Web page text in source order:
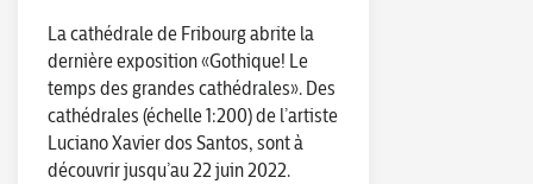
La cathédrale de Fribourg abrite la
dernière exposition «Gothique! Le
temps des grandes cathédrales». Des
cathédrales (échelle 1:200) de l’artiste
Luciano Xavier dos Santos, sont à
découvrir jusqu’au 22 juin 2022.